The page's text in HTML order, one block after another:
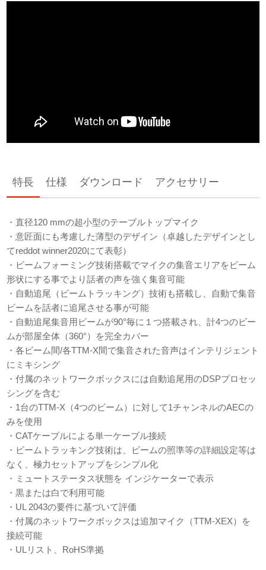
特長 仕様 ダウンロード アクセサリー
・直径120 mmの超小型のテーブルトップマイク
・意匠面にも考慮した薄型のデザイン（卓越したデザインとし
てreddot winner2020にて表彰）
・ビームフォーミング技術搭載でマイクの集音エリアをビーム
形状にする事でより話者の声を強く集音可能
・自動追尾（ビームトラッキング）技術も搭載し、自動で集音
ビームを話者に追尾させる事が可能
・自動追尾集音用ビームが90°毎に１つ搭載され、計4つのビー
ムが部屋全体（360°）を完全カバー
・各ビーム間/各TTM-X間で集音された音声はインテリジェント
にミキシング
・付属のネットワークボックスには自動追尾用のDSPプロセッ
シングを含む
・1台のTTM-X（4つのビーム）に対して1チャンネルのAECの
みを使用
・CATケーブルによる単一ケーブル接続
・ビームトラッキング技術は、ビームの照準等の詳細設定等は
なく、極力セットアップをシンプル化
・ミュートステータス状態を インジケーターで表示
・黒または白で利用可能
・UL 2043の要件に基づいて評価
・付属のネットワークボックスは追加マイク（TTM-XEX）を
接続可能
・ULリスト、RoHS準拠